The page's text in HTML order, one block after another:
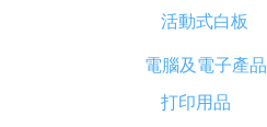
活動式白板
電腦及電子產品
打印用品